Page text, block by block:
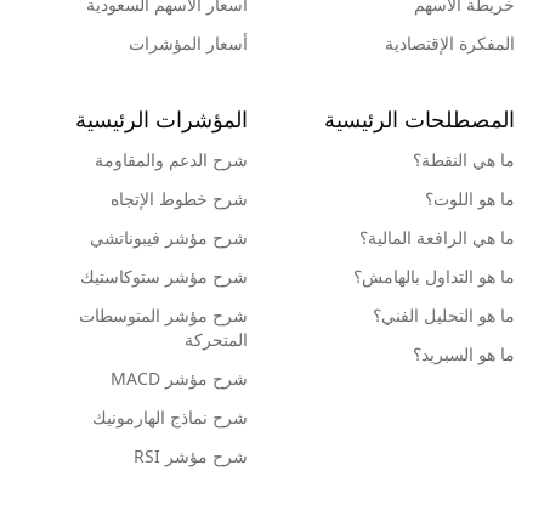
المفكرة الإقتصادية
أسعار المؤشرات
المصطلحات الرئيسية
ما هي النقطة؟
ما هو اللوت؟
ما هي الرافعة المالية؟
ما هو التداول بالهامش؟
ما هو التحليل الفني؟
ما هو السبريد؟
المؤشرات الرئيسية
شرح الدعم والمقاومة
شرح خطوط الإتجاه
شرح مؤشر فيبوناتشي
شرح مؤشر ستوكاستيك
شرح مؤشر المتوسطات
المتحركة
شرح مؤشر MACD
شرح نماذج الهارمونيك
شرح مؤشر RSI